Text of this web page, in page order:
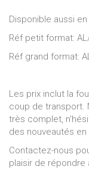
Disponible aussi
Réf petit format:
Réf grand format:
Les prix inclut la
coup de transport.
très complet,
des nouveautés
Contactez-nous
plaisir de répondre